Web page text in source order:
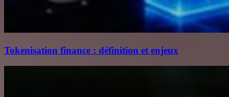
Tokenisation finance : définition et enjeux